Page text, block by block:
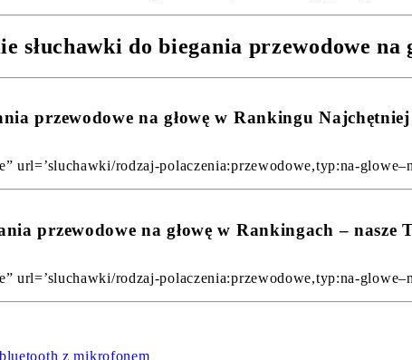
słuchawki do biegania przewodowe na
przewodowe na głowę w Rankingu
url=’sluchawki/rodzaj-polaczenia:przewodowe,typ:na-
przewodowe na głowę w Rankingach – nasze
url=’sluchawki/rodzaj-polaczenia:przewodowe,typ:na-
z mikrofonem